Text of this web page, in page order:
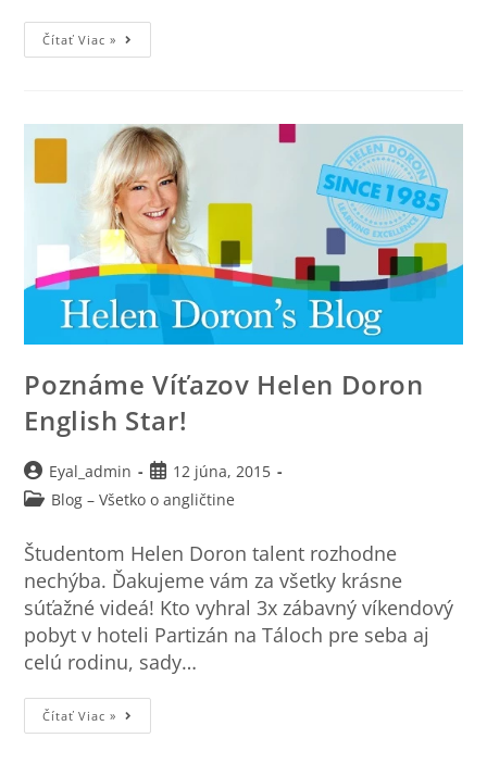
Čítať Viac »
Poznáme Víťazov Helen Doron
English Star!
Eyal_admin
12 júna, 2015
Blog – Všetko o angličtine
Študentom Helen Doron talent rozhodne
nechýba. Ďakujeme vám za všetky krásne
súťažné videá! Kto vyhral 3x zábavný víkendový
pobyt v hoteli Partizán na Táloch pre seba aj
celú rodinu, sady…
Čítať Viac »